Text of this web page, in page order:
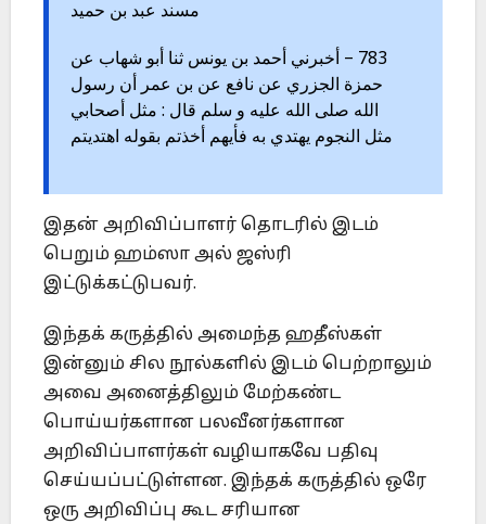
مسند عبد بن حميد
783 – أخبرني أحمد بن يونس ثنا أبو شهاب عن
حمزة الجزري عن نافع عن بن عمر أن رسول
الله صلى الله عليه و سلم قال : مثل أصحابي
مثل النجوم يهتدي به فأيهم أخذتم بقوله اهتديتم
இதன் அறிவிப்பாளர் தொடரில் இடம்
பெறும் ஹம்ஸா அல் ஜஸ்ரி
இட்டுக்கட்டுபவர்.
இந்தக் கருத்தில் அமைந்த ஹதீஸ்கள்
இன்னும் சில நூல்களில் இடம் பெற்றாலும்
அவை அனைத்திலும் மேற்கண்ட
பொய்யர்களான பலவீனர்களான
அறிவிப்பாளர்கள் வழியாகவே பதிவு
செய்யப்பட்டுள்ளன. இந்தக் கருத்தில் ஒரே
ஒரு அறிவிப்பு கூட சரியான